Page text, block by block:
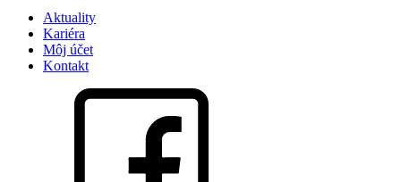
Aktuality
Kariéra
Môj účet
Kontakt